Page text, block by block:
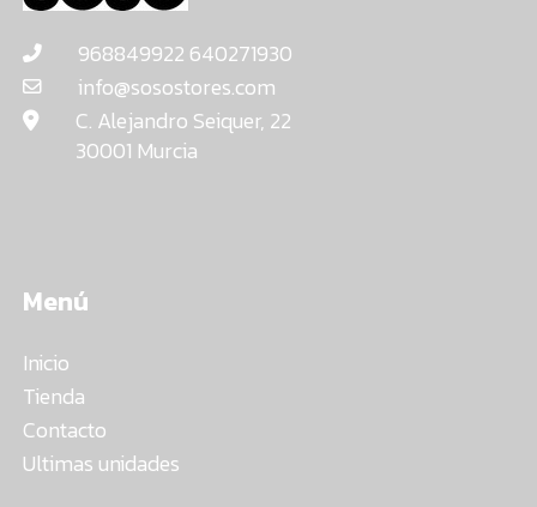
968849922 640271930
info@sosostores.com
C. Alejandro Seiquer, 22
30001 Murcia
Menú
Inicio
Tienda
Contacto
Ultimas unidades